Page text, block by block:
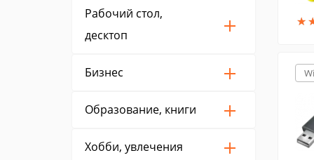
Рабочий стол,
десктоп
Бизнес
Образование, книги
Хобби, увлечения
★
★